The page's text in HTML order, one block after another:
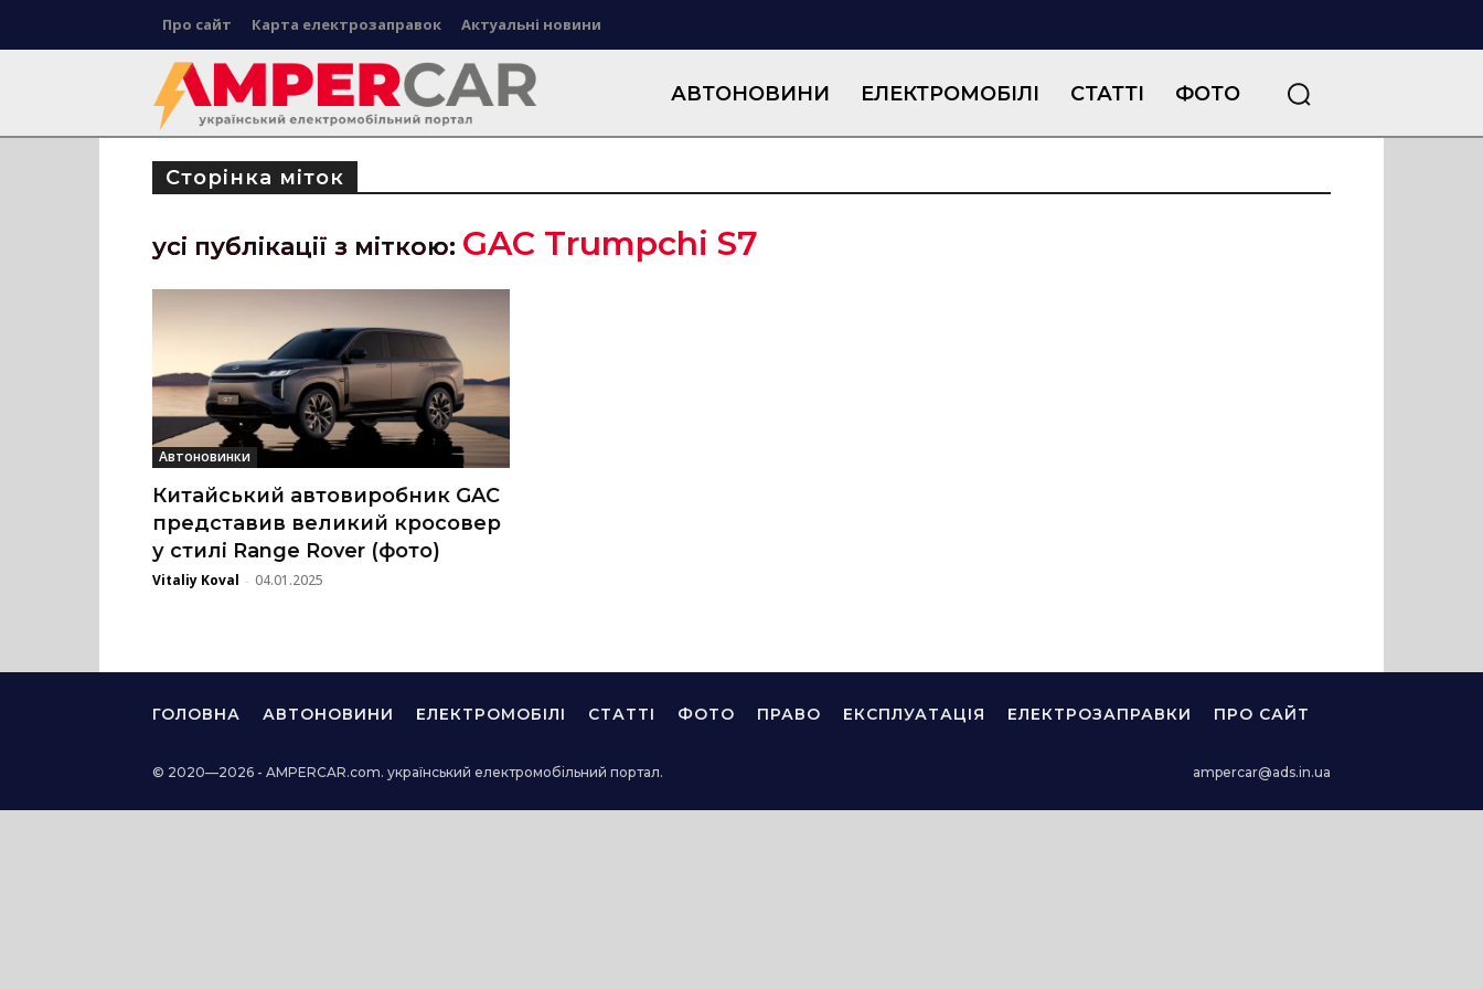
Про сайт Карта електрозаправок Актуальні новини
АВТОНОВИНИ ЕЛЕКТРОМОБІЛІ СТАТТІ ФОТО
Сторінка міток
усі публікації з міткою: GAC Trumpchi S7
Автоновинки
Китайський автовиробник GAC
представив великий кросовер
у стилі Range Rover (фото)
Vitaliy Koval - 04.01.2025
ГОЛОВНА АВТОНОВИНИ ЕЛЕКТРОМОБІЛІ СТАТТІ ФОТО ПРАВО ЕКСПЛУАТАЦІЯ ЕЛЕКТРОЗАПРАВКИ ПРО САЙТ
© 2020—2026 - AMPERCAR.com. український електромобільний портал. ampercar@ads.in.ua